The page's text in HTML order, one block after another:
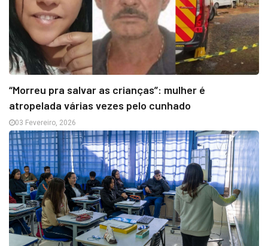
“Morreu pra salvar as crianças”: mulher é
atropelada várias vezes pelo cunhado
03 Fevereiro, 2026